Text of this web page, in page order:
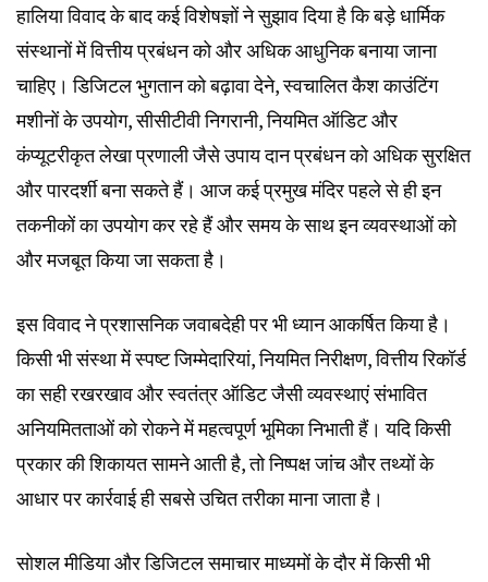
हालिया विवाद के बाद कई विशेषज्ञों ने सुझाव दिया है कि बड़े धार्मिक
संस्थानों में वित्तीय प्रबंधन को और अधिक आधुनिक बनाया जाना
चाहिए। डिजिटल भुगतान को बढ़ावा देने, स्वचालित कैश काउंटिंग
मशीनों के उपयोग, सीसीटीवी निगरानी, नियमित ऑडिट और
कंप्यूटरीकृत लेखा प्रणाली जैसे उपाय दान प्रबंधन को अधिक सुरक्षित
और पारदर्शी बना सकते हैं। आज कई प्रमुख मंदिर पहले से ही इन
तकनीकों का उपयोग कर रहे हैं और समय के साथ इन व्यवस्थाओं को
और मजबूत किया जा सकता है।
इस विवाद ने प्रशासनिक जवाबदेही पर भी ध्यान आकर्षित किया है।
किसी भी संस्था में स्पष्ट जिम्मेदारियां, नियमित निरीक्षण, वित्तीय रिकॉर्ड
का सही रखरखाव और स्वतंत्र ऑडिट जैसी व्यवस्थाएं संभावित
अनियमितताओं को रोकने में महत्वपूर्ण भूमिका निभाती हैं। यदि किसी
प्रकार की शिकायत सामने आती है, तो निष्पक्ष जांच और तथ्यों के
आधार पर कार्रवाई ही सबसे उचित तरीका माना जाता है।
सोशल मीडिया और डिजिटल समाचार माध्यमों के दौर में किसी भी